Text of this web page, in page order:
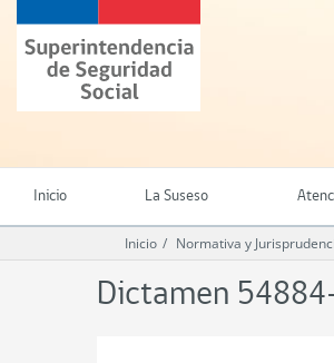
contenido
principal
Superintendencia
de
Seguridad
(SUSESO)
Chile
Inicio La Suseso
Inicio Normativa y
Dictamen